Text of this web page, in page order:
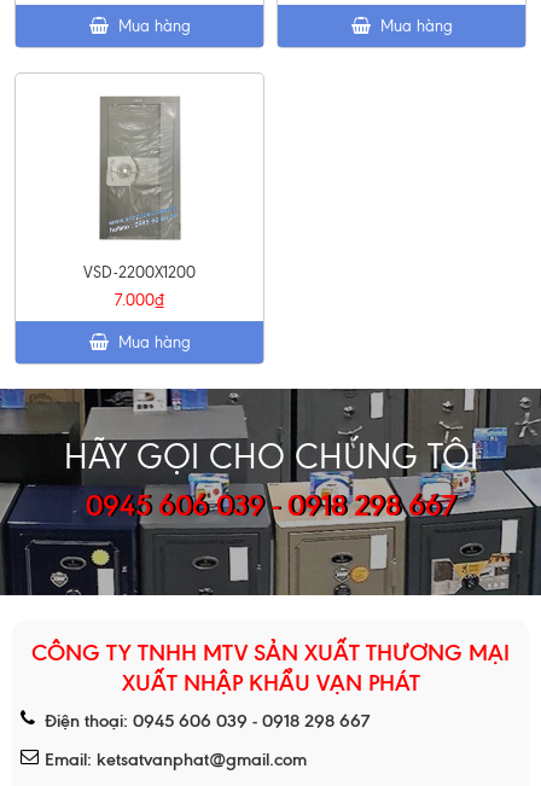
Mua hàng Mua hàng
VSD-2200X1200
7.000₫
Mua hàng
HÃY GỌI CHO CHÚNG TÔI
0945 606 039 - 0918 298 667
CÔNG TY TNHH MTV SẢN XUẤT THƯƠNG MẠI
XUẤT NHẬP KHẨU VẠN PHÁT
Điện thoại: 0945 606 039 - 0918 298 667
Email: ketsatvanphat@gmail.com